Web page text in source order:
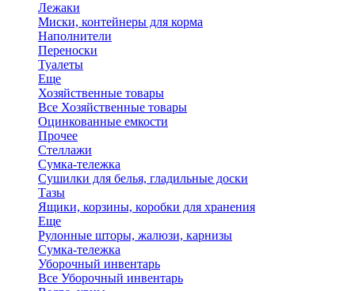
Лежаки
Миски, контейнеры для корма
Наполнители
Переноски
Туалеты
Еще
Хозяйственные товары
Все Хозяйственные товары
Оцинкованные емкости
Прочее
Стеллажи
Сумка-тележка
Сушилки для белья, гладильные доски
Тазы
Ящики, корзины, коробки для хранения
Еще
Рулонные шторы, жалюзи, карнизы
Сумка-тележка
Уборочный инвентарь
Все Уборочный инвентарь